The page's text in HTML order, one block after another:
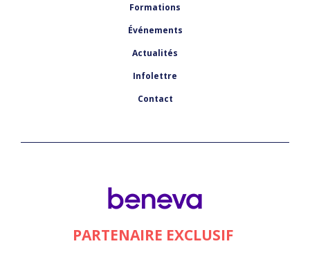
Formations
Événements
Actualités
Infolettre
Contact
PARTENAIRE EXCLUSIF